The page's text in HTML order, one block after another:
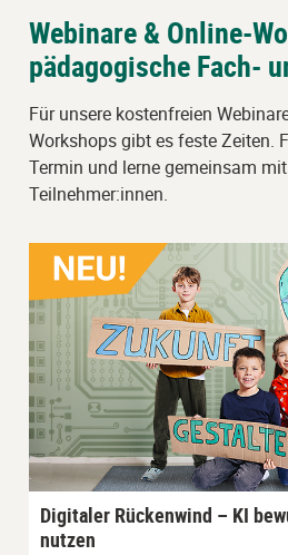
Webinare & Online-
pädagogische Fach-
Für unsere kostenfreien
Workshops gibt es feste Zeiten.
Termin und lerne gemeinsam
Teilnehmer:innen.
Digitaler Rückenwind – KI
nutzen